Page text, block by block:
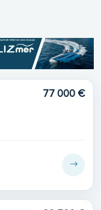
77 000 €